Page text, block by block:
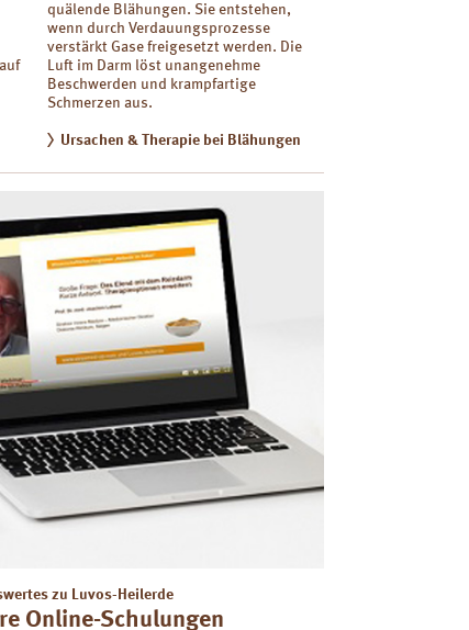
quälende Blähungen. Sie entstehen,
wenn durch Verdauungsprozesse
verstärkt Gase freigesetzt werden. Die
Luft im Darm löst unangenehme
Beschwerden und krampfartige
Schmerzen aus.
Ursachen & Therapie bei Blähungen
zu Luvos-Heilerde
Online-Schulungen